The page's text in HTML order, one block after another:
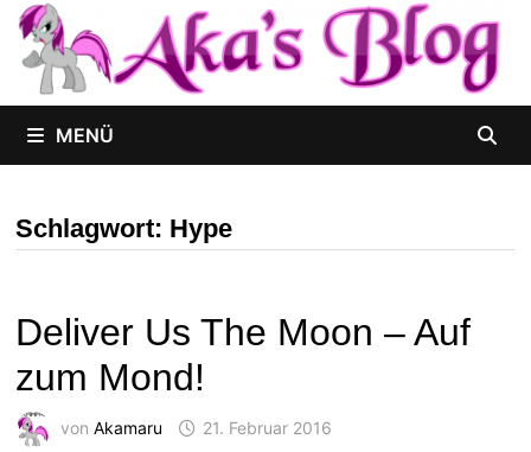
Zum
Inhalt
springen
MENÜ
Schlagwort: Hype
Deliver Us The Moon – Auf
zum Mond!
von Akamaru 21. Februar 2016